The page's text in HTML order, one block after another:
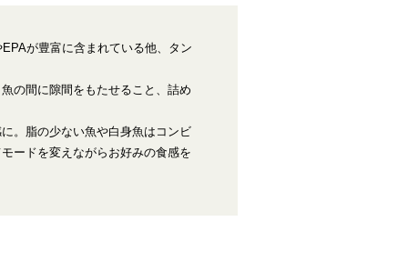
が豊富に含まれている他、タン
の間に隙間をもたせること、詰め
。脂の少ない魚や白身魚はコンビ
ードを変えながらお好みの食感を